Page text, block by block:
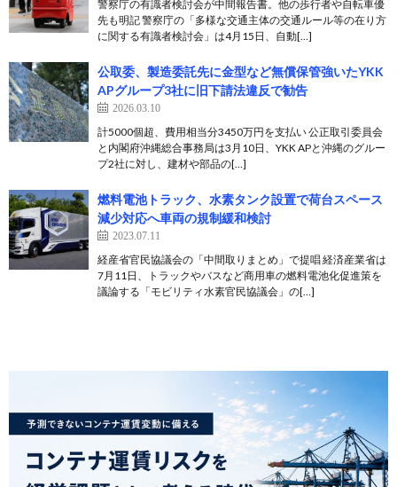
警察庁の有識者検討会が中間報告書。他の歩行者や自転車優
先も明記 警察庁の「多様な交通主体の交通ルール等の在り方
に関する有識者検討会」は4月15日、自動[…]
公取委、製造委託先に金型など無償保管強いたYKK
APグループ3社に旧下請法違反で勧告
2026.03.10
計5000個超、費用相当分3450万円を支払い 公正取引委員会
と内閣府沖縄総合事務局は3月10日、YKK APと沖縄のグルー
プ2社に対し、建材や部品の[…]
燃料電池トラック、水素タンク設置で荷台スペース
減少対応へ車両の規制緩和検討
2023.07.11
経産省官民協議会の「中間取りまとめ」で提唱 経済産業省は
7月11日、トラックやバスなど商用車の燃料電池化促進策を
議論する「モビリティ水素官民協議会」の[…]